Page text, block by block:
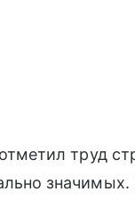
труд
значимых.